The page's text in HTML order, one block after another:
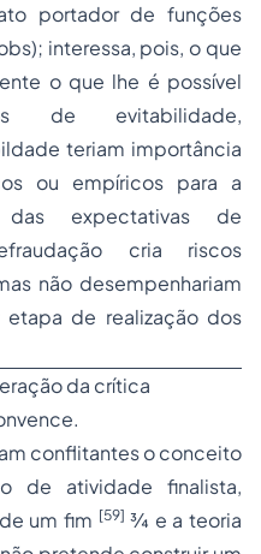
portador de funções
interessa, pois, o que
o que lhe é possível
de evitabilidade,
teriam importância
ou empíricos para a
das expectativas de
cria riscos
não desempenhariam
de realização dos
da crítica
conflitantes o conceito
de atividade finalista,
um fim [59] ¾ e a teoria